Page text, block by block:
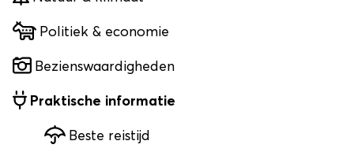
Politiek & economie
Bezienswaardigheden
Praktische informatie
Beste reistijd